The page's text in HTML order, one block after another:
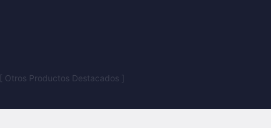
[ Otros Productos Destacados ]